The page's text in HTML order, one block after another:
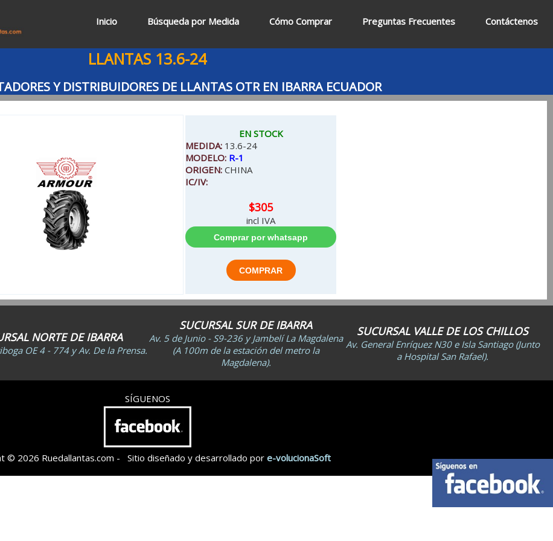
Inicio Búsqueda por Medida Cómo Comprar Preguntas Frecuentes Contáctenos
LLANTAS 13.6-24
Y DISTRIBUIDORES DE LLANTAS OTR EN IBARRA ECUADOR
EN STOCK
MEDIDA: 13.6-24
MODELO: R-1
ORIGEN: CHINA
IC/IV:
$305
incl IVA
NORTE DE IBARRA
OE 4 - 774 y Av. De la Prensa.
SUCURSAL SUR DE IBARRA
Av. 5 de Junio - S9-236 y Jambelí La Magdalena
(A 100m de la estación del metro la
Magdalena).
SUCURSAL VALLE DE LOS CHILLOS
Av. General Enríquez N30 e Isla Santiago (Junto
a Hospital San Rafael).
SÍGUENOS
© 2026 Ruedallantas.com - Sitio diseñado y desarrollado por e-volucionaSoft